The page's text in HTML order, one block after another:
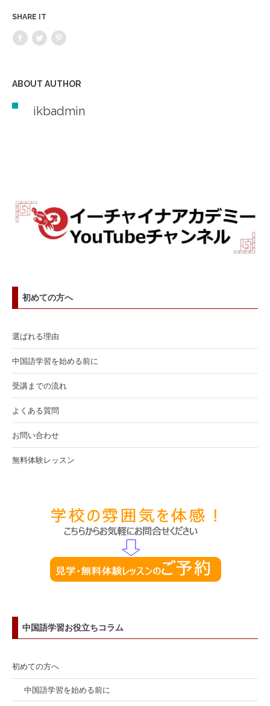
SHARE IT
ABOUT AUTHOR
ikbadmin
初めての方へ
選ばれる理由
中国語学習を始める前に
受講までの流れ
よくある質問
お問い合わせ
無料体験レッスン
中国語学習お役立ちコラム
初めての方へ
中国語学習を始める前に